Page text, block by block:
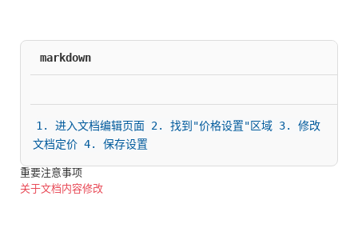
markdown
1. 进入文档编辑页面 2. 找到"价格设置"区域 3. 修改
文档定价 4. 保存设置
重要注意事项
关于文档内容修改